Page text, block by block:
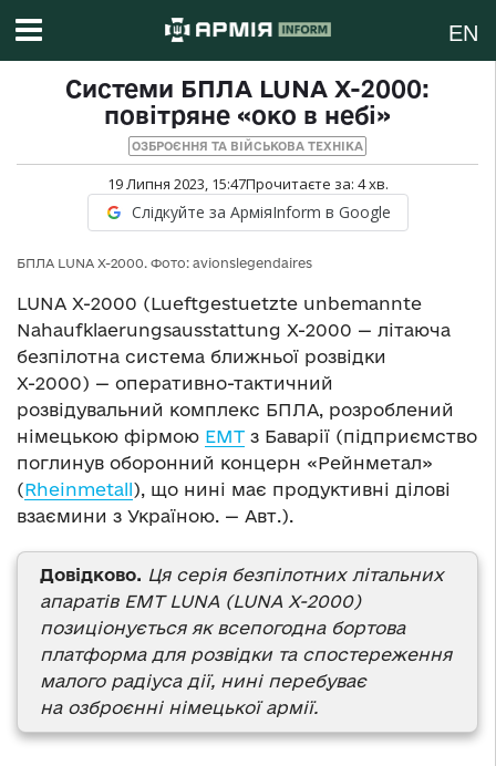
EN
Системи БПЛА LUNA X-2000:
повітряне «око в небі»
ОЗБРОЄННЯ ТА ВІЙСЬКОВА ТЕХНІКА
19 Липня 2023, 15:47Прочитаєте за: 4хв.
Слідкуйте за АрміяInform в Google
БПЛА LUNA X-2000. Фото: avionslegendaires
LUNA X-2000 (Lueftgestuetzte unbemannte
Nahaufklaerungsausstattung X-2000 — літаюча
безпілотна система ближньої розвідки
Х-2000) — оперативно-тактичний
розвідувальний комплекс БПЛА, розроблений
німецькою фірмою EMT з Баварії (підприємство
поглинув оборонний концерн «Рейнметал»
(Rheinmetall ), що нині має продуктивні ділові
взаємини з Україною. — Авт.).
Довідково. Ця серія безпілотних літальних
апаратів EMT LUNA (LUNA X-2000)
позиціонується як всепогодна бортова
платформа для розвідки та спостереження
малого радіуса дії, нині перебуває
на озброєнні німецької армії.